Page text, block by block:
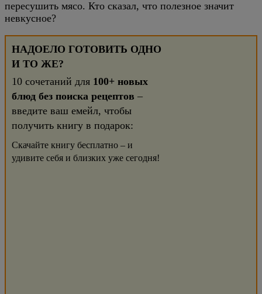
пересушить мясо. Кто сказал, что полезное значит
невкусное?
НАДОЕЛО ГОТОВИТЬ ОДНО
И ТО ЖЕ?
10 сочетаний для 100+ новых
блюд без поиска рецептов –
введите ваш емейл, чтобы
получить книгу в подарок:
Скачайте книгу бесплатно – и
удивите себя и близких уже сегодня!